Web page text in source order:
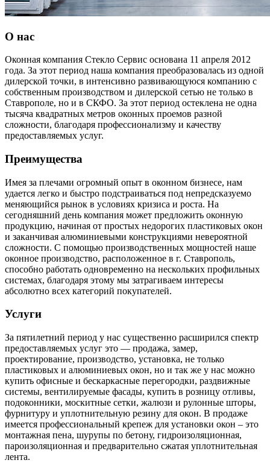
О нас
Оконная компания Стекло Сервис основана 11 апреля 2012
года. За этот период наша компания преобразовалась из одной
дилерской точки, в интенсивно развивающуюся компанию с
собственным производством и дилерской сетью не только в
Ставрополе, но и в СКФО. За этот период остеклена не одна
тысяча квадратных метров оконных проемов разной
сложности, благодаря профессионализму и качеству
предоставляемых услуг.
Преимущества
Имея за плечами огромный опыт в оконном бизнесе, нам
удается легко и быстро подстраиваться под непредсказуемо
меняющийся рынок в условиях кризиса и роста. На
сегодняшний день компания может предложить оконную
продукцию, начиная от простых недорогих пластиковых окон
и заканчивая алюминиевыми конструкциями невероятной
сложности. С помощью производственных мощностей наше
оконное производство, расположенное в г. Ставрополь,
способно работать одновременно на нескольких профильных
системах, благодаря этому мы затрагиваем интересы
абсолютно всех категорий покупателей.
Услуги
За пятилетний период у нас существенно расширился спектр
предоставляемых услуг это — продажа, замер,
проектирование, производство, установка, не только
пластиковых и алюминиевых окон, но и так же у нас можно
купить офисные и бескаркасные перегородки, раздвижные
системы, вентилируемые фасады, купить в розницу отливы,
подоконники, москитные сетки, жалюзи и рулонные шторы,
фурнитуру и уплотнительную резину для окон. В продаже
имеется профессиональный крепеж для установки окон – это
монтажная пена, шурупы по бетону, гидроизоляционная,
пароизоляционная и предварительно сжатая уплотнительная
лента.